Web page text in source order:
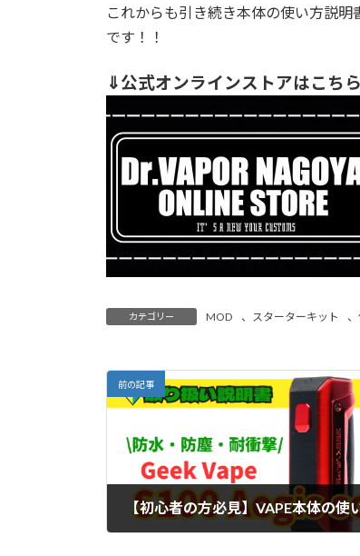
これからも引き続き本体の使い方説
です！！
⇓公式オンラインストアはこち
カテゴリー MOD 、 スターターキット 、
前の記事